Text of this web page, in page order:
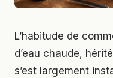
L’habitude de
d’eau chaude,
s’est largement